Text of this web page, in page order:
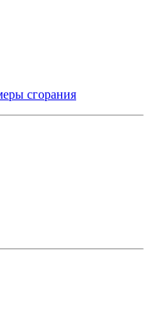
сгорания